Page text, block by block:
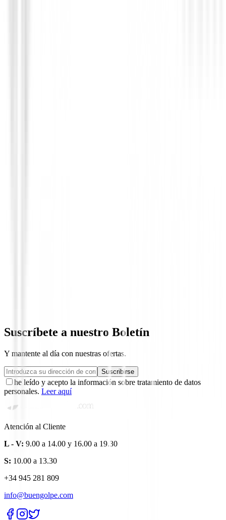
Suscríbete a nuestro Boletín
Y mantente al día con nuestras ofertas.
Suscribirse
he leído y acepto la información sobre tratamiento de datos
personales. Leer aquí
Atención al Cliente
L - V: 9.00 a 14.00 y 16.00 a 19.30
S: 10.00 a 13.30
+34 945 281 809
info@buengolpe.com